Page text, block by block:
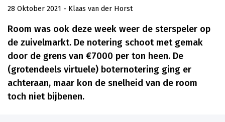
28 Oktober 2021 - Klaas van der Horst
Room was ook deze week weer de sterspeler op
de zuivelmarkt. De notering schoot met gemak
door de grens van €7000 per ton heen. De
(grotendeels virtuele) boternotering ging er
achteraan, maar kon de snelheid van de room
toch niet bijbenen.